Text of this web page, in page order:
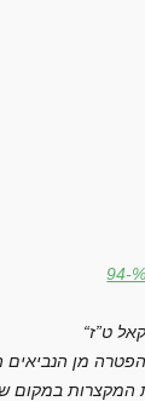
94-
ט”ז
מן הנביאים
המקצרות במקום